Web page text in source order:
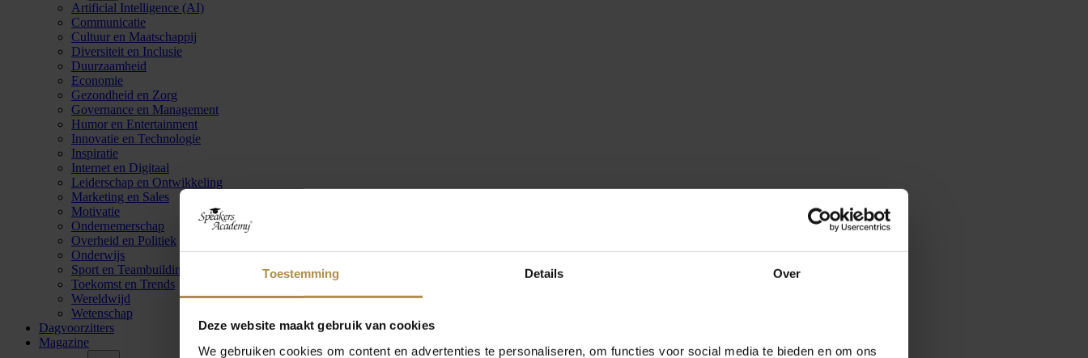
Toestemming Details Over
Deze website maakt gebruik van cookies
We gebruiken cookies om content en advertenties te personaliseren, om functies voor social media te bieden en om ons
Artificial Intelligence (AI)
Communicatie
Cultuur en Maatschappij
Diversiteit en Inclusie
Duurzaamheid
Economie
Gezondheid en Zorg
Governance en Management
Humor en Entertainment
Innovatie en Technologie
Inspiratie
Internet en Digitaal
Leiderschap en Ontwikkeling
Marketing en Sales
Motivatie
Ondernemerschap
Overheid en Politiek
Onderwijs
Sport en Teambuilding
Toekomst en Trends
Wereldwijd
Wetenschap
Dagvoorzitters
Magazine